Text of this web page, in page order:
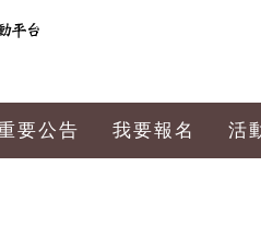
要公告 我要報名 活